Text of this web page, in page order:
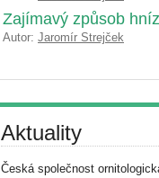
Zajímavý způsob
Autor: Jaromír Strejček
Aktuality
Česká společnost